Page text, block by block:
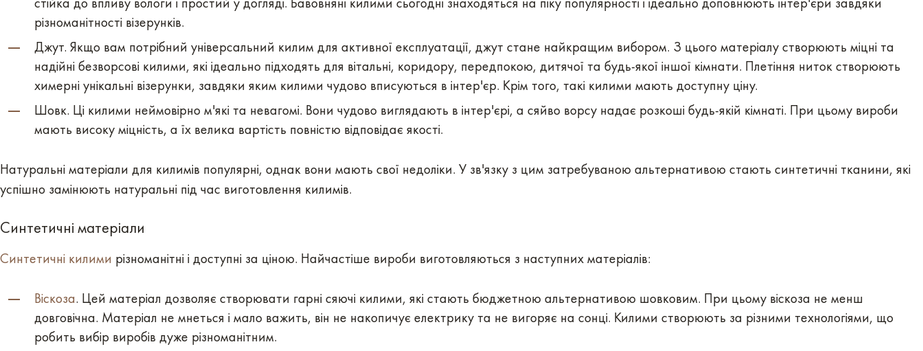
різноманітності візерунків.
Джут. Якщо вам потрібний універсальний килим для активної експлуатації, джут стане найкращим вибором. З цього матеріалу створюють міцні та
надійні безворсові килими, які ідеально підходять для вітальні, коридору, передпокою, дитячої та будь-якої іншої кімнати. Плетіння ниток створюють
химерні унікальні візерунки, завдяки яким килими чудово вписуються в інтер'єр. Крім того, такі килими мають доступну ціну.
Шовк. Ці килими неймовірно м'які та невагомі. Вони чудово виглядають в інтер'єрі, а сяйво ворсу надає розкоші будь-якій кімнаті. При цьому вироби
мають високу міцність, а їх велика вартість повністю відповідає якості.
Натуральні матеріали для килимів популярні, однак вони мають свої недоліки. У зв'язку з цим затребуваною альтернативою стають синтетичні тканини, які
успішно замінюють натуральні під час виготовлення килимів.
Синтетичні матеріали
Синтетичні килими різноманітні і доступні за ціною. Найчастіше вироби виготовляються з наступних матеріалів:
Віскоза. Цей матеріал дозволяє створювати гарні сяючі килими, які стають бюджетною альтернативою шовковим. При цьому віскоза не менш
довговічна. Матеріал не мнеться і мало важить, він не накопичує електрику та не вигоряє на сонці. Килими створюють за різними технологіями, що
робить вибір виробів дуже різноманітним.